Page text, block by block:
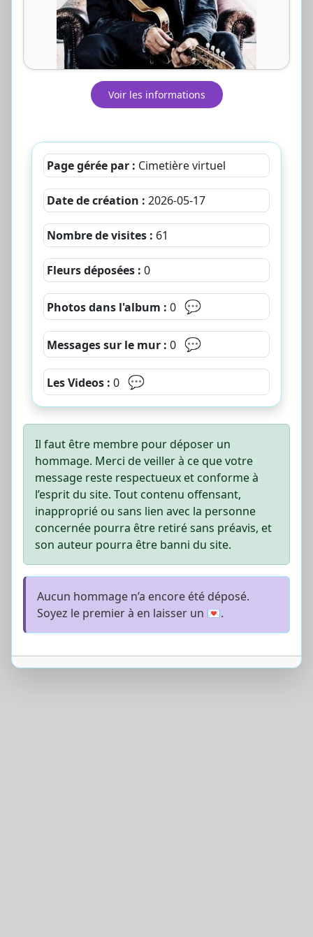
Voir les informations
Page gérée par : Cimetière virtuel
Date de création : 2026-05-17
Nombre de visites : 61
Fleurs déposées : 0
Photos dans l'album : 0 💬
Messages sur le mur : 0 💬
Les Videos : 0 💬
Il faut être membre pour déposer un
hommage. Merci de veiller à ce que votre
message reste respectueux et conforme à
l’esprit du site. Tout contenu offensant,
inapproprié ou sans lien avec la personne
concernée pourra être retiré sans préavis, et
son auteur pourra être banni du site.
Aucun hommage n’a encore été déposé.
Soyez le premier à en laisser un 💌.